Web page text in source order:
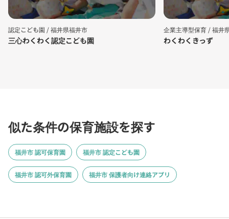
認定こども園 /福井県福井市
三心わくわく認定こども園
企業主導型保育 /福井
わくわくきっず
似た条件の保育施設を探す
福井市 認可保育園 福井市 認定こども園
福井市 認可外保育園 福井市 保護者向け連絡アプリ